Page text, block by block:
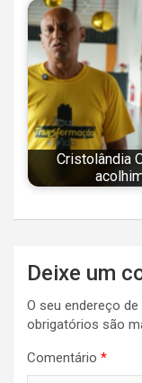
Cristolândia
Navegação
de
Post
Deixe um
O seu endereço
obrigatórios são
Comentário *